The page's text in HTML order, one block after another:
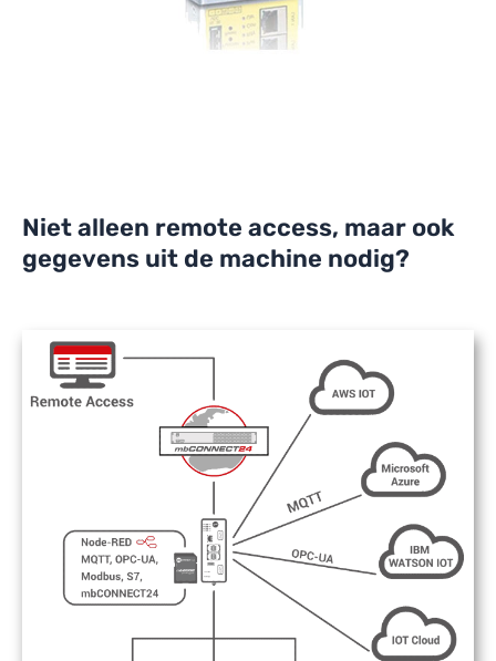
Niet alleen remote access, maar ook
gegevens uit de machine nodig?